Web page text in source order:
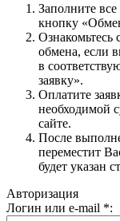
Заполните
кнопку
Ознакомьтесь
обмена, если
в
заявку».
Оплатите
необходимой
сайте.
После
переместит
будет указан
Авторизация
Логин или e-mail *: